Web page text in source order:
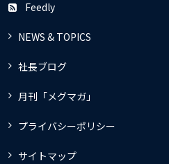
Feedly
NEWS & TOPICS
社長ブログ
月刊「メグマガ」
プライバシーポリシー
サイトマップ